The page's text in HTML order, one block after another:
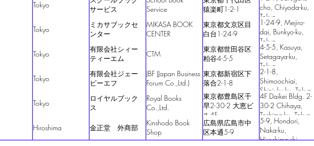
Tokyo
サービス
Service
猿楽町1-2-1
cho, Chiyoda-ku,
Tokyo
Tokyo
ミカサブックセ
ンター
MIKASA BOOK
CENTER
東京都文京区目
白台1-24-9
1-24-9, Mejiro-
dai, Bunkyo-ku,
Tokyo
Tokyo
有限会社シィー
ティーエム
CTM
東京都世田谷区
粕谷4-5-5
4-5-5, Kasuya,
Setagaya-ku,
Tokyo
Tokyo
有限会社ジェー
ビーエフ
JBF (Japan Business
Forum Co.,Ltd.)
東京都新宿区下
落合2-1-8
2-1-8,
Shimoochiai,
Shinjuku-ku, Tokyo
Tokyo
ロイヤルブック
ス
Royal Books
Co.,Ltd.
東京都豊島区千
早2-30-2 大恵ビ
ル4F
4F Daikei Bldg. 2-
30-2 Chihaya,
Toshima-ku, Tokyo
Hiroshima 金正堂 外商部
Kinshodo Book
Shop
広島県広島市中
区本通5-9
5-9, Hondori,
Naka-ku,
Hiroshima-shi,